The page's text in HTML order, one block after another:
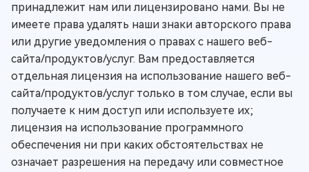
принадлежит нам или лицензировано нами. Вы не
имеете права удалять наши знаки авторского права
или другие уведомления о правах с нашего веб-
сайта/продуктов/услуг. Вам предоставляется
отдельная лицензия на использование нашего веб-
сайта/продуктов/услуг только в том случае, если вы
получаете к ним доступ или используете их;
лицензия на использование программного
обеспечения ни при каких обстоятельствах не
означает разрешения на передачу или совместное